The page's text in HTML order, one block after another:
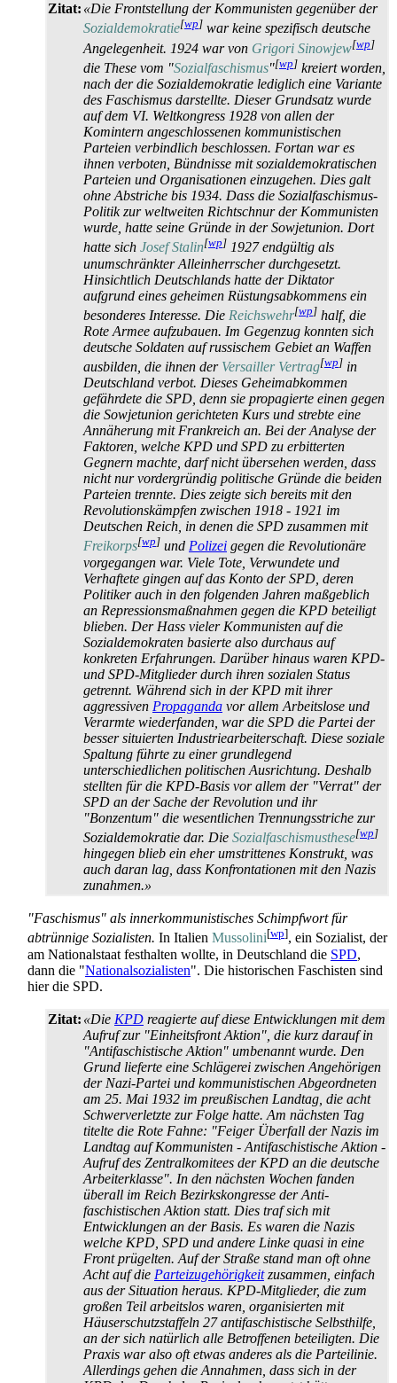
Zitat: «Die Frontstellung der Kommunisten gegenüber der
Sozialdemokratie[wp] war keine spezifisch deutsche
Angelegenheit. 1924 war von Grigori Sinowjew[wp]
die These vom "Sozialfaschismus"[wp] kreiert worden,
nach der die Sozialdemokratie lediglich eine Variante
des Faschismus darstellte. Dieser Grundsatz wurde
auf dem VI. Weltkongress 1928 von allen der
Komintern angeschlossenen kommunistischen
Parteien verbindlich beschlossen. Fortan war es
ihnen verboten, Bündnisse mit sozial­demokratischen
Parteien und Organisationen einzugehen. Dies galt
ohne Abstriche bis 1934. Dass die Sozial­faschismus-
Politik zur weltweiten Richtschnur der Kommunisten
wurde, hatte seine Gründe in der Sowjetunion. Dort
hatte sich Josef Stalin[wp] 1927 endgültig als
unumschränkter Allein­herrscher durchgesetzt.
Hinsichtlich Deutschlands hatte der Diktator
aufgrund eines geheimen Rüstungs­abkommens ein
besonderes Interesse. Die Reichswehr[wp] half, die
Rote Armee aufzubauen. Im Gegenzug konnten sich
deutsche Soldaten auf russischem Gebiet an Waffen
ausbilden, die ihnen der Versailler Vertrag[wp] in
Deutschland verbot. Dieses Geheim­abkommen
gefährdete die SPD, denn sie propagierte einen gegen
die Sowjetunion gerichteten Kurs und strebte eine
Annäherung mit Frankreich an. Bei der Analyse der
Faktoren, welche KPD und SPD zu erbitterten
Gegnern machte, darf nicht übersehen werden, dass
nicht nur vordergründig politische Gründe die beiden
Parteien trennte. Dies zeigte sich bereits mit den
Revolutions­kämpfen zwischen 1918 - 1921 im
Deutschen Reich, in denen die SPD zusammen mit
Freikorps[wp] und Polizei gegen die Revolutionäre
vorgegangen war. Viele Tote, Verwundete und
Verhaftete gingen auf das Konto der SPD, deren
Politiker auch in den folgenden Jahren maßgeblich
an Repressions­maßnahmen gegen die KPD beteiligt
blieben. Der Hass vieler Kommunisten auf die
Sozialdemokraten basierte also durchaus auf
konkreten Erfahrungen. Darüber hinaus waren KPD-
und SPD-Mitglieder durch ihren sozialen Status
getrennt. Während sich in der KPD mit ihrer
aggressiven Propaganda vor allem Arbeitslose und
Verarmte wiederfanden, war die SPD die Partei der
besser situierten Industrie­arbeiter­schaft. Diese soziale
Spaltung führte zu einer grundlegend
unterschiedlichen politischen Ausrichtung. Deshalb
stellten für die KPD-Basis vor allem der "Verrat" der
SPD an der Sache der Revolution und ihr
"Bonzentum" die wesentlichen Trennungs­striche zur
Sozialdemokratie dar. Die Sozial­faschismus­these[wp]
hingegen blieb ein eher umstrittenes Konstrukt, was
auch daran lag, dass Konfrontationen mit den Nazis
zunahmen.»
"Faschismus" als innerkommunistisches Schimpfwort für
abtrünnige Sozialisten. In Italien Mussolini[wp], ein Sozialist, der
am Nationalstaat festhalten wollte, in Deutschland die SPD,
dann die "Nationalsozialisten". Die historischen Faschisten sind
hier die SPD.
Zitat: «Die KPD reagierte auf diese Entwicklungen mit dem
Aufruf zur "Einheitsfront Aktion", die kurz darauf in
"Anti­faschistische Aktion" umbenannt wurde. Den
Grund lieferte eine Schlägerei zwischen Angehörigen
der Nazi-Partei und kommunistischen Abgeordneten
am 25. Mai 1932 im preußischen Landtag, die acht
Schwerverletzte zur Folge hatte. Am nächsten Tag
titelte die Rote Fahne: "Feiger Überfall der Nazis im
Landtag auf Kommunisten - Anti­faschistische Aktion -
Aufruf des Zentral­komitees der KPD an die deutsche
Arbeiterklasse". In den nächsten Wochen fanden
überall im Reich Bezirkskongresse der Anti­
faschistischen Aktion statt. Dies traf sich mit
Entwicklungen an der Basis. Es waren die Nazis
welche KPD, SPD und andere Linke quasi in eine
Front prügelten. Auf der Straße stand man oft ohne
Acht auf die Partei­zugehörigkeitzusammen, einfach
aus der Situation heraus. KPD-Mitglieder, die zum
großen Teil arbeitslos waren, organisierten mit
Häuser­schutz­staffeln 27 antifaschistische Selbsthilfe,
an der sich natürlich alle Betroffenen beteiligten. Die
Praxis war also oft etwas anderes als die Parteilinie.
Allerdings gehen die Annahmen, dass sich in der